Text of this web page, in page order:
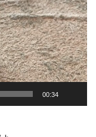
00:34